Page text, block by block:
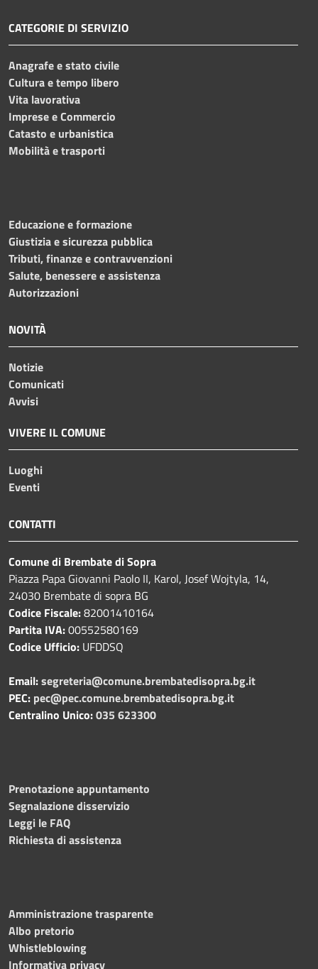
CATEGORIE DI SERVIZIO
Anagrafe e stato civile
Cultura e tempo libero
Vita lavorativa
Imprese e Commercio
Catasto e urbanistica
Mobilità e trasporti
Educazione e formazione
Giustizia e sicurezza pubblica
Tributi, finanze e contravvenzioni
Salute, benessere e assistenza
Autorizzazioni
NOVITÀ
Notizie
Comunicati
Avvisi
VIVERE IL COMUNE
Luoghi
Eventi
CONTATTI
Comune di Brembate di Sopra
Piazza Papa Giovanni Paolo II, Karol, Josef Wojtyla, 14,
24030 Brembate di sopra BG
Codice Fiscale:82001410164
Partita IVA:00552580169
Codice Ufficio: UFDDSQ
Email:segreteria@comune.brembatedisopra.bg.it
PEC: pec@pec.comune.brembatedisopra.bg.it
Centralino Unico:035 623300
Prenotazione appuntamento
Segnalazione disservizio
Leggi le FAQ
Richiesta di assistenza
Amministrazione trasparente
Albo pretorio
Whistleblowing
Informativa privacy